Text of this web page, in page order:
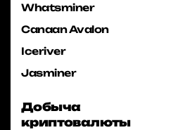
Whatsminer
Canaan Avalon
Iceriver
Jasminer
Добыча
криптовалюты